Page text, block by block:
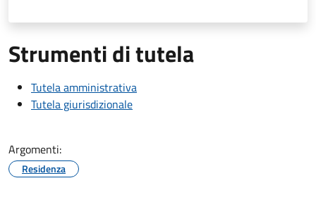
Strumenti di tutela
Tutela amministrativa
Tutela giurisdizionale
Argomenti:
Residenza